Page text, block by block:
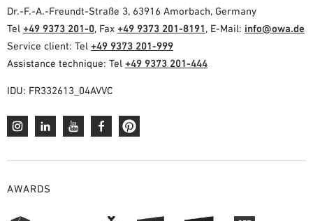
Dr.-F.-A.-Freundt-Straße 3, 63916 Amorbach, Germany
Tel +49 9373 201-0, Fax +49 9373 201-8191, E-Mail: info@owa.de
Service client: Tel +49 9373 201-999
Assistance technique: Tel +49 9373 201-444
IDU: FR332613_04AVVC
AWARDS